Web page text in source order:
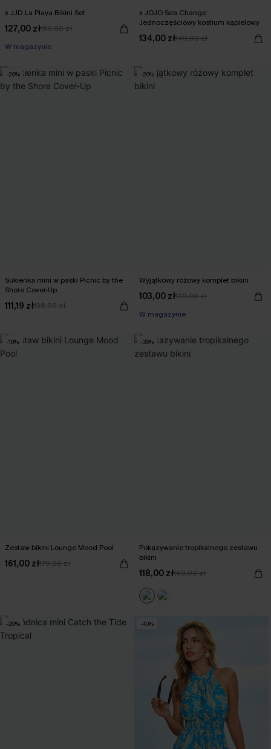
x JJD La Playa Bikini Set
127,00 zł159,00 zł
W magazynie
x JOJO Sea Change
Jednoczęściowy kostium kąpielowy
134,00 zł149,00 zł
-20%
Sukienka mini w paski Picnic by the
Shore Cover-Up
111,19 zł138,99 zł
-20%
Wyjątkowy różowy komplet bikini
103,00 zł129,00 zł
W magazynie
-10%
Zestaw bikini Lounge Mood Pool
161,00 zł179,00 zł
-30%
Pokazywanie tropikalnego zestawu
bikini
118,00 zł169,00 zł
-20% -40%